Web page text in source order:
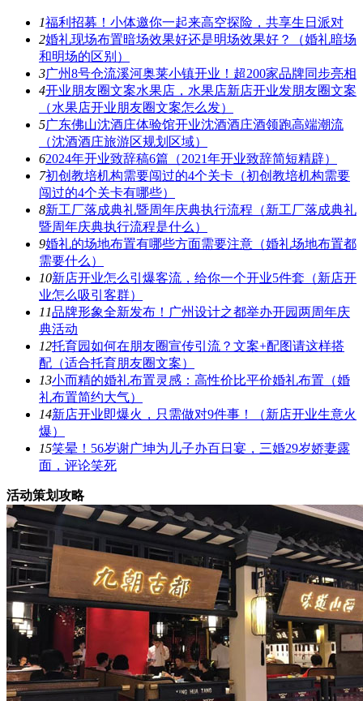
1福利招募！小体邀你一起来高空探险，共享生日派对
2婚礼现场布置暗场效果好还是明场效果好？（婚礼暗场
和明场的区别）
3广州8号仓流溪河奥莱小镇开业！超200家品牌同步亮相
4开业朋友圈文案水果店，水果店新店开业发朋友圈文案
（水果店开业朋友圈文案怎么发）
5广东佛山沈酒庄体验馆开业沈酒酒庄酒领跑高端潮流
（沈酒酒庄旅游区规划区域）
62024年开业致辞稿6篇（2021年开业致辞简短精辟）
7初创教培机构需要闯过的4个关卡（初创教培机构需要
闯过的4个关卡有哪些）
8新工厂落成典礼暨周年庆典执行流程（新工厂落成典礼
暨周年庆典执行流程是什么）
9婚礼的场地布置有哪些方面需要注意（婚礼场地布置都
需要什么）
10新店开业怎么引爆客流，给你一个开业5件套（新店开
业怎么吸引客群）
11品牌形象全新发布！广州设计之都举办开园两周年庆
典活动
12托育园如何在朋友圈宣传引流？文案+配图请这样搭
配（适合托育朋友圈文案）
13小而精的婚礼布置灵感：高性价比平价婚礼布置（婚
礼布置简约大气）
14新店开业即爆火，只需做对9件事！（新店开业生意火
爆）
15笑晕！56岁谢广坤为儿子办百日宴，三婚29岁娇妻露
面，评论笑死
活动策划攻略